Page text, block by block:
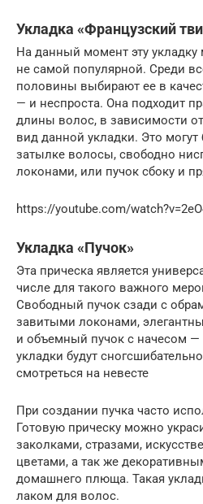
Укладка «Французский
На данный момент эту
не самой популярной. Среди
половины выбирают ее в
— и неспроста. Она подходит
длины волос, в зависимости
вид данной укладки. Это
затылке волосы, свободно
локонами, или пучок сбоку и
https://youtube.com/
Укладка «Пучок»
Эта прическа является
числе для такого важного
Свободный пучок сзади с
завитыми локонами,
и объемный пучок с начесом
укладки будут
смотреться на невесте
При создании пучка часто
Готовую прическу можно
заколками, стразами,
цветами, а так же
домашнего плюща. Такая
лаком для волос.